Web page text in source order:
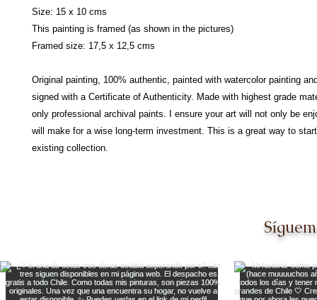
Size: 15 x 10 cms
This painting is framed (as shown in the pictures)​
Framed size: 17,5 x 12,5 cms
Original painting, 100% authentic, painted with watercolor painting
signed with a Certificate of Authenticity. Made with highest grade
only professional archival paints. I ensure your art will not only be
will make for a wise long-term investment. This is a great way to
existing collection.